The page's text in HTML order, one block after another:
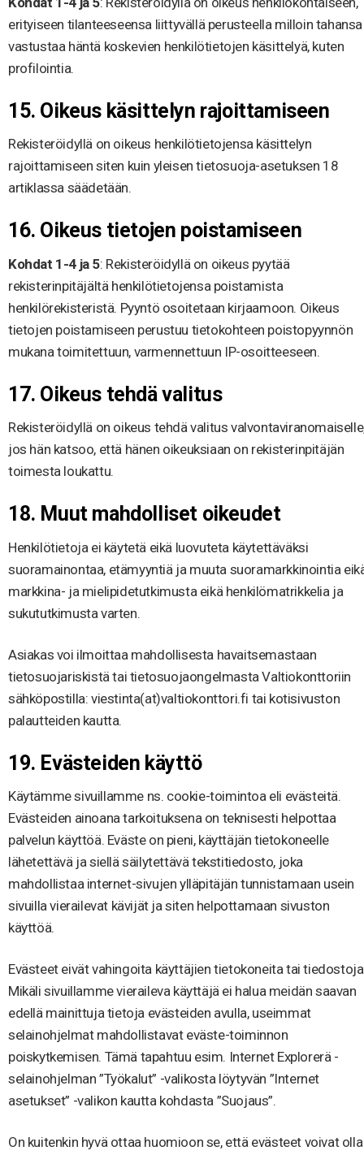
erityiseen tilanteeseensa liittyvällä perusteella milloin tahansa
vastustaa häntä koskevien henkilötietojen käsittelyä, kuten
profilointia.
15. Oikeus käsittelyn rajoittamiseen
Rekisteröidyllä on oikeus henkilötietojensa käsittelyn
rajoittamiseen siten kuin yleisen tietosuoja-asetuksen 18
artiklassa säädetään.
16. Oikeus tietojen poistamiseen
Kohdat 1-4 ja 5: Rekisteröidyllä on oikeus pyytää
rekisterinpitäjältä henkilötietojensa poistamista
henkilörekisteristä. Pyyntö osoitetaan kirjaamoon. Oikeus
tietojen poistamiseen perustuu tietokohteen poistopyynnön
mukana toimitettuun, varmennettuun IP-osoitteeseen.
17. Oikeus tehdä valitus
Rekisteröidyllä on oikeus tehdä valitus
jos hän katsoo, että hänen oikeuksiaan on rekisterinpitäjän
toimesta loukattu.
18. Muut mahdolliset oikeudet
Henkilötietoja ei käytetä eikä luovuteta käytettäväksi
suoramainontaa, etämyyntiä ja muuta suoramarkkinointia
markkina- ja mielipidetutkimusta eikä henkilömatrikkelia ja
sukututkimusta varten.
Asiakas voi ilmoittaa mahdollisesta havaitsemastaan
tietosuojariskistä tai tietosuojaongelmasta Valtiokonttoriin
sähköpostilla: viestinta(at)valtiokonttori.fi tai kotisivuston
palautteiden kautta.
19. Evästeiden käyttö
Käytämme sivuillamme ns. cookie-toimintoa eli evästeitä.
Evästeiden ainoana tarkoituksena on teknisesti helpottaa
palvelun käyttöä. Eväste on pieni, käyttäjän tietokoneelle
lähetettävä ja siellä säilytettävä tekstitiedosto, joka
mahdollistaa internet-sivujen ylläpitäjän tunnistamaan usein
sivuilla vierailevat kävijät ja siten helpottamaan sivuston
käyttöä.
Evästeet eivät vahingoita käyttäjien tietokoneita tai
Mikäli sivuillamme vieraileva käyttäjä ei halua meidän saavan
edellä mainittuja tietoja evästeiden avulla, useimmat
selainohjelmat mahdollistavat eväste-toiminnon
poiskytkemisen. Tämä tapahtuu esim. Internet Explorerä -
selainohjelman ”Työkalut” -valikosta löytyvän ”Internet
asetukset” -valikon kautta kohdasta ”Suojaus”.
On kuitenkin hyvä ottaa huomioon se, että evästeet voivat olla